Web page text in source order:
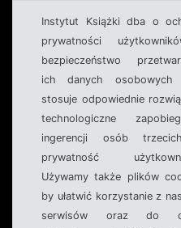
Instytut Książki dba o
prywatności
bezpieczeństwo
ich danych osobowych
stosuje odpowiednie
technologiczne
ingerencji osób
prywatność
Używamy także plików
by ułatwić korzystanie z
serwisów oraz do